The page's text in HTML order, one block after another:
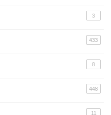
3
433
8
448
11